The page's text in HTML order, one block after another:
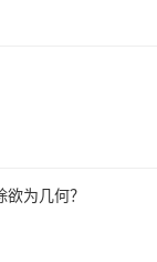
为几何？